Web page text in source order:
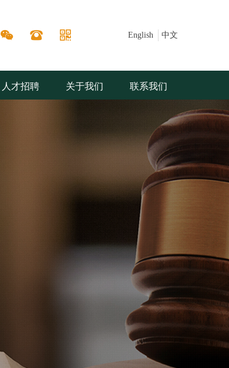
人才招聘 关于我们 联系我们
너 뀰 낃 English 中文